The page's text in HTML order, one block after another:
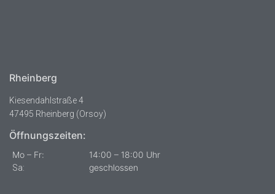
Rheinberg
Kiesendahlstraße 4
47495 Rheinberg (Orsoy)
Öffnungszeiten:
Mo – Fr:
Sa:
14:00 – 18:00 Uhr
geschlossen